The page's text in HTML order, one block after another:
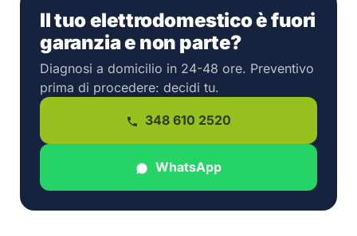
Il tuo elettrodomestico è fuori
garanzia e non parte?
Diagnosi a domicilio in 24-48 ore. Preventivo
prima di procedere: decidi tu.
348 610 2520
WhatsApp